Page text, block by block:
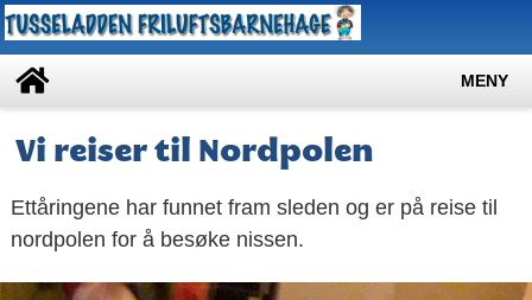
MENY
Vi reiser til Nordpolen
Ettåringene har funnet fram sleden og er på reise til
nordpolen for å besøke nissen.